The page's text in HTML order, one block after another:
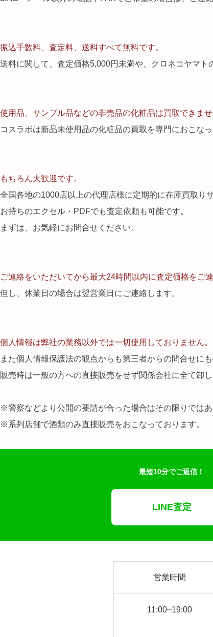
振込手数料、査定料、送料すべて無料です。
送料に関して、査定価格5,000円未満や、クロネコヤマ
使用品、サンプル品などの非売品の化粧品は買取できませ
コスラボは新品未使用品の化粧品の買取を専門におこなっ
もちろん大歓迎です。
全国各地の1000店以上の代理店様に定期的に在庫買取り
お持ちのエクセル・PDFでも査定依頼も可能です。
まずは、お気軽にお問合せください。
ご連絡をいただいてから最大24時間以内に査定価格をご連
但し、休業日の場合は翌営業日にご連絡します。
個人情報は弊社の業務以外では一切使用しておりません。
また個人情報保護法の観点からも第三者からの問合せに
販売時は一般の方への直接販売をせず関係会社に全て卸
※警察などより公開の要請が合った場合はその限りではあ
※系列店舗で酒類のみ直接販売をおこなっております。
最短10分でご返信！
LINE査定
営業時間
11:00~19:00